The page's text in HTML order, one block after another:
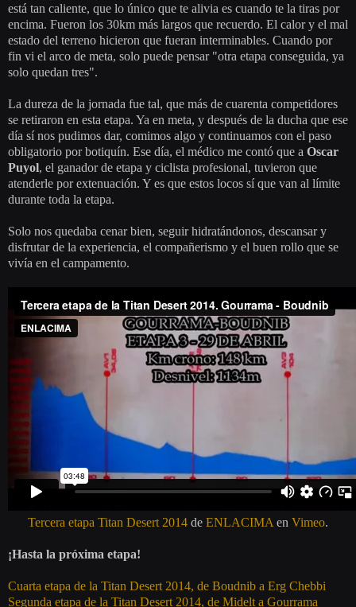
está tan caliente, que lo único que te alivia es cuando te la tiras por
encima. Fueron los 30km más largos que recuerdo. El calor y el mal
estado del terreno hicieron que fueran interminables. Cuando por
fin vi el arco de meta, solo puede pensar "otra etapa conseguida, ya
solo quedan tres".
La dureza de la jornada fue tal, que más de cuarenta competidores
se retiraron en esta etapa. Ya en meta, y después de la ducha que ese
día sí nos pudimos dar, comimos algo y continuamos con el paso
obligatorio por botiquín. Ese día, el médico me contó que a Oscar
Puyol, el ganador de etapa y ciclista profesional, tuvieron que
atenderle por extenuación. Y es que estos locos sí que van al límite
durante toda la etapa.
Solo nos quedaba cenar bien, seguir hidratándonos, descansar y
disfrutar de la experiencia, el compañerismo y el buen rollo que se
vivía en el campamento.
Tercera etapa Titan Desert 2014 de ENLACIMA en Vimeo.
¡Hasta la próxima etapa!
Cuarta etapa de la Titan Desert 2014, de Boudnib a Erg Chebbi
Segunda etapa de la Titan Desert 2014, de Midelt a Gourrama